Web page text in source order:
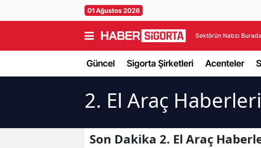
01 Ağustos 2026
Sektörün Nabzı
Güncel Sigorta Şirketleri Acenteler
2. El Araç Haberleri
Son Dakika 2. El Araç